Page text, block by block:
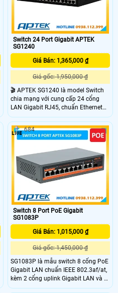
Switch 24 Port Gigabit APTEK
SG1240
Giá Bán: 1,365,000 ₫
Giá gốc: 1,950,000 ₫
🎬 APTEK SG1240 là model Switch
chia mạng với cung cấp 24 cổng
LAN Gigabit RJ45, chuẩn Ethernet
như 802.3, 802.3u, 802.3ab. Truyền
tải mạng với băng thông lên đến
48Gbps và khả năng chống sét đến
4KV đảm bảo kết nối ổn định và an
toàn, qua đó còn trang bị chế độ
Extend giúp truyền dữ liệu lên đến
250m
Switch 8 Port PoE Gigabit
SG1083P
Giá Bán: 1,015,000 ₫
Giá gốc: 1,450,000 ₫
SG1083P là mẫu switch 8 cổng PoE
Gigabit LAN chuẩn IEEE 802.3af/at,
kèm 2 cổng uplink Gigabit LAN và 1
khe cắm SFP Gigabit giúp linh hoạt
684